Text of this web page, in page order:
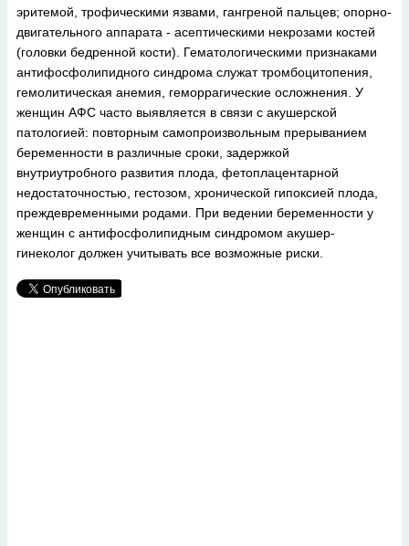
эритемой, трофическими язвами, гангреной пальцев; опорно-
двигательного аппарата - асептическими некрозами костей
(головки бедренной кости). Гематологическими признаками
антифосфолипидного синдрома служат тромбоцитопения,
гемолитическая анемия, геморрагические осложнения. У
женщин АФС часто выявляется в связи с акушерской
патологией: повторным самопроизвольным прерыванием
беременности в различные сроки, задержкой
внутриутробного развития плода, фетоплацентарной
недостаточностью, гестозом, хронической гипоксией плода,
преждевременными родами. При ведении беременности у
женщин с антифосфолипидным синдромом акушер-
гинеколог должен учитывать все возможные риски.